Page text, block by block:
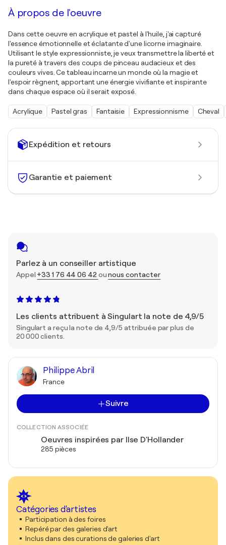
Expédition et retours
Garantie et paiement
Parlez à un conseiller artistique
Appel +33 1 76 44 06 42 ounous contacter
Les clients attribuent à Singulart la note de 4,9/5
Singulart a reçu la note de 4,9/5 attribuée par plus de
20 000 clients.
Philippe Abril
France
Suivre
COLLECTION ASSOCIÉE
Oeuvres inspirées par Ilse D'Hollander
285 pièces
Catégories d'artistes
Participation à des foires
Repéré par des galeries d'art
Inclus dans des curations de galeries d'art
À propos de l'oeuvre
Dans cette oeuvre en acrylique et pastel à l'huile, j'ai capturé
l'essence émotionnelle et éclatante d'une licorne imaginaire.
Utilisant le style expressionniste, je veux transmettre la liberté et
la pureté à travers des coups de pinceau audacieux et des
couleurs vives. Ce tableau incarne un monde où la magie et
l'espoir règnent, apportant une énergie vivifiante et inspirante
dans chaque espace où il serait exposé.
Acrylique Pastel gras Fantaisie Expressionnisme Cheval